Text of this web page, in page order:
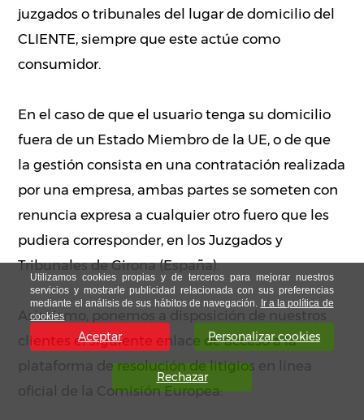
juzgados o tribunales del lugar de domicilio del
CLIENTE, siempre que este actúe como
consumidor.
En el caso de que el usuario tenga su domicilio
fuera de un Estado Miembro de la UE, o de que
la gestión consista en una contratación realizada
por una empresa, ambas partes se someten con
renuncia expresa a cualquier otro fuero que les
pudiera corresponder, en los Juzgados y
Tribunales de Girona (España).
Asimismo, ponemos a disposición de nuestros
clientes el siguiente enlace de acceso a la
plataforma de resolución de litigios en línea
oficial de la Comisión Europea:
Utilizamos cookies propias y de terceros para mejorar nuestros
servicios y mostrarle publicidad relacionada con sus preferencias
mediante el análisis de sus hábitos de navegación. Ir a la política de
cookies
Aceptar Personalizar cookies
Rechazar